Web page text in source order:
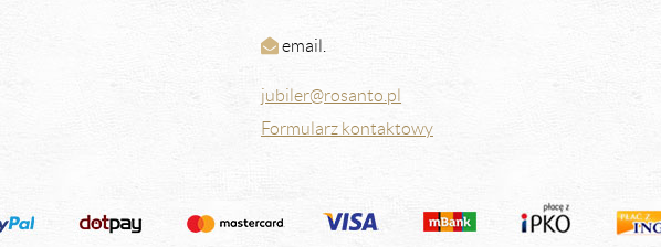
email.
jubiler@rosanto.pl
Formularz kontaktowy